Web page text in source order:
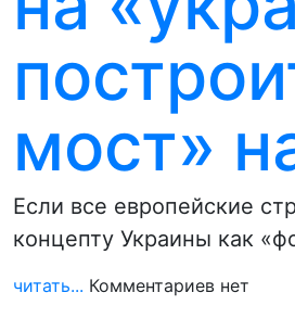
мост»
Если все европейские
концепту Украины как
читать... Комментариев нет